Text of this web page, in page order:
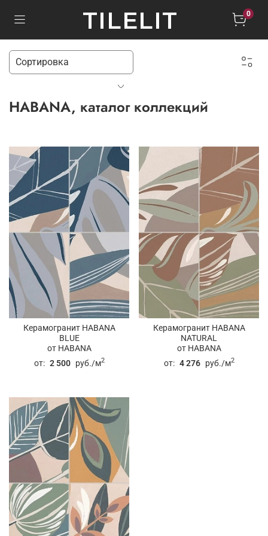
TILELIT 0
HABANA, каталог коллекций
Керамогранит HABANA
BLUE
от HABANA
от: 2 500 руб./м2
Керамогранит HABANA
NATURAL
от HABANA
от: 4 276 руб./м2